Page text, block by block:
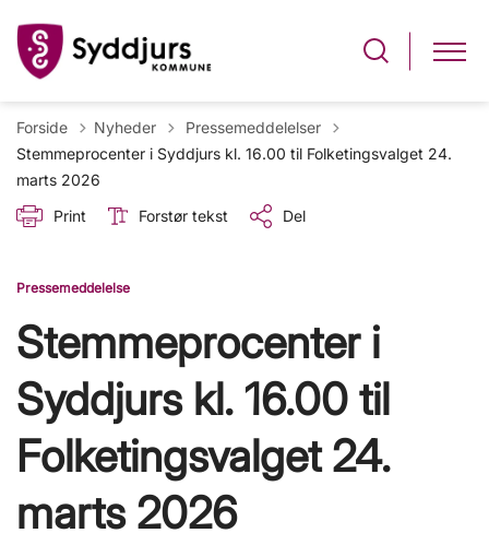
Forside Nyheder Tilbage til
Pressemeddelelser
Stemmeprocenter i Syddjurs kl. 16.00 til Folketingsvalget 24.
marts 2026
Print
Forstør tekst Del
Pressemeddelelse
Stemmeprocenter i
Syddjurs kl. 16.00 til
Folketingsvalget 24.
marts 2026